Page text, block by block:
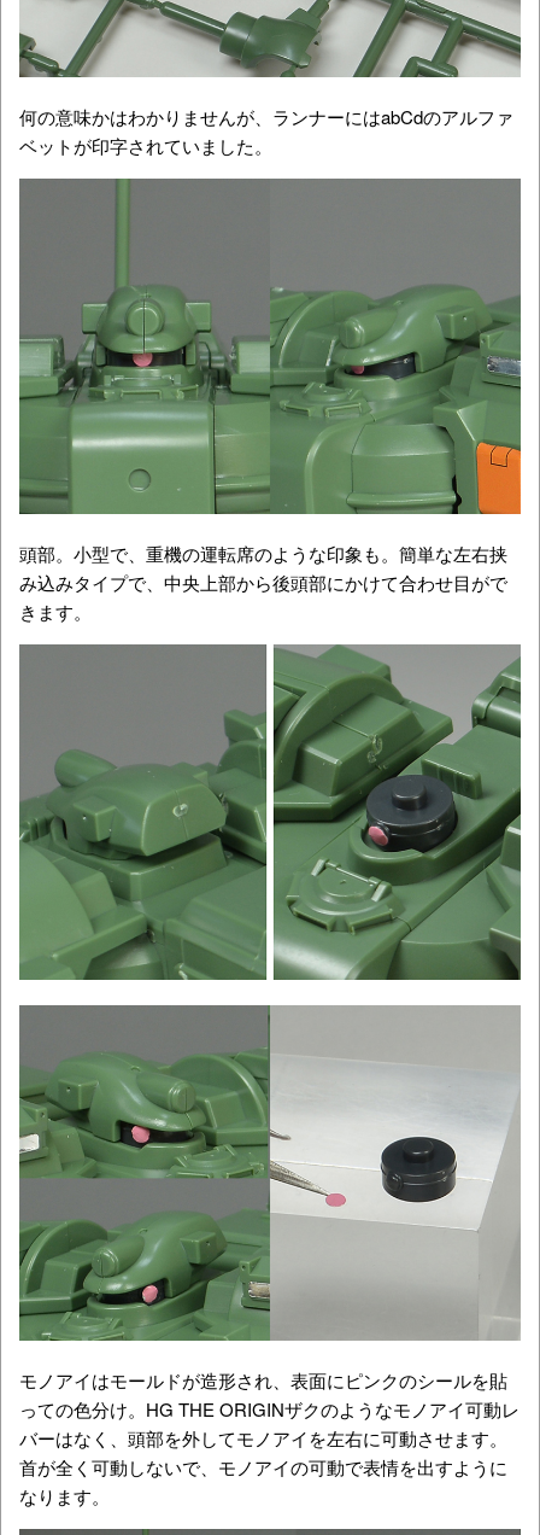
何の意味かはわかりませんが、ランナーにはabCdのアルファ
ベットが印字されていました。
頭部。小型で、重機の運転席のような印象も。簡単な左右挟
み込みタイプで、中央上部から後頭部にかけて合わせ目がで
きます。
モノアイはモールドが造形され、表面にピンクのシールを貼
っての色分け。HG THE ORIGINザクのようなモノアイ可動レ
バーはなく、頭部を外してモノアイを左右に可動させます。
首が全く可動しないで、モノアイの可動で表情を出すように
なります。